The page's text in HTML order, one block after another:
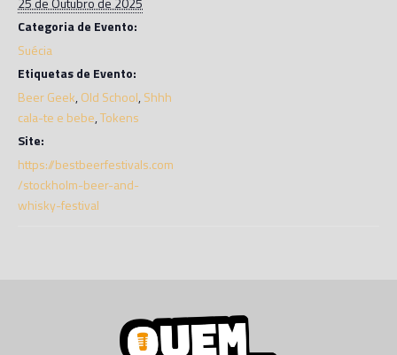
Categoria de Evento:
Suécia
Etiquetas de Evento:
Beer Geek,Old School,Shhh
cala-te e bebe,Tokens
Site:
https://bestbeerfestivals.com
/stockholm-beer-and-
whisky-festival